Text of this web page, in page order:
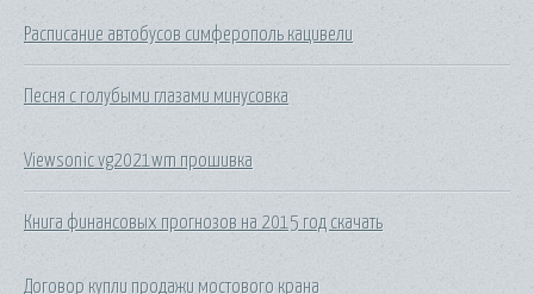
Расписание автобусов симферополь кацивели
Песня с голубыми глазами минусовка
Viewsonic vg2021wm прошивка
Книга финансовых прогнозов на 2015 год скачать
Договор купли продажи мостового крана